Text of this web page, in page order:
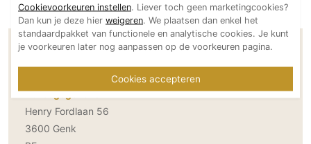
Domotica
Mirror TV
Fitnessapparatuur
Overig
Aannemers Interieur
Contactgegevens R2Livin Architects
Adresgegevens
Henry Fordlaan 56
3600 Genk
Cookievoorkeuren instellen. Liever toch geen marketingcookies?
Dan kun je deze hier weigeren. We plaatsen dan enkel het
standaardpakket van functionele en analytische cookies. Je kunt
je voorkeuren later nog aanpassen op de voorkeuren pagina.
Cookies accepteren